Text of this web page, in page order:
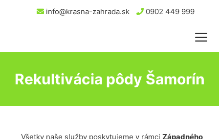
info@krasna-zahrada.sk 0902 449 999
Rekultivácia pôdy Šamorín
Všetky naše služby poskytujeme v rámci Západného